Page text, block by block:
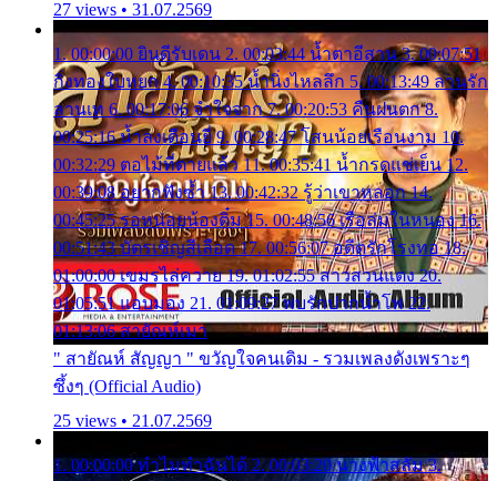
27 views • 31.07.2569
1. 00:00:00 ยินดีรับเดน 2. 00:03:44 น้ำตาอีสาน 3. 00:07:51
กิ่งทองใบหยก 4. 00:10:35 น้ำนิ่งไหลลึก 5. 00:13:49 ลานรัก
ลานเท 6. 00:17:06 จำใจจาก 7. 00:20:53 คืนฝนตก 8.
00:25:16 น้ำลงเดือนยี่ 9. 00:28:47 โสนน้อยเรือนงาม 10.
00:32:29 ตอไม้ที่ตายแล้ว 11. 00:35:41 น้ำกรดแช่เย็น 12.
00:39:08 อยากฟังซ้ำ 13. 00:42:32 รู้ว่าเขาหลอก 14.
00:45:25 รอหน่อยน้องติ๋ม 15. 00:48:56 เรือล่มในหนอง 16.
00:51:43 บัตรเชิญสีเลือด 17. 00:56:07 อดีตรักโรงทอ 18.
01:00:00 เขมรไล่ควาย 19. 01:02:55 สาวสวนแตง 20.
01:05:51 แอบมอง 21. 01:09:27 พบรักปากน้ำโพ 22.
01:13:06 สายัณห์เมา
" สายัณห์ สัญญา " ขวัญใจคนเดิม - รวมเพลงดังเพราะๆ
ซึ้งๆ (Official Audio)
25 views • 21.07.2569
1. 00:00:00 ทำไมทำฉันได้ 2. 00:03:20 นางฟ้าสลัม 3.